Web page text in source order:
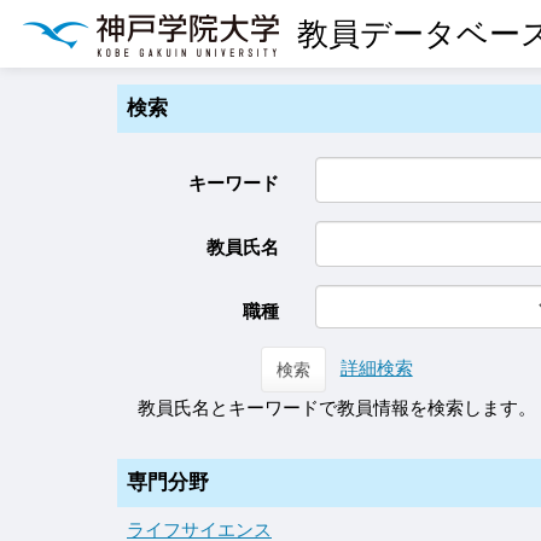
教員データベー
検索
キーワード
教員氏名
職種
検索
詳細検索
教員氏名とキーワードで教員情報を検索します。
専門分野
ライフサイエンス